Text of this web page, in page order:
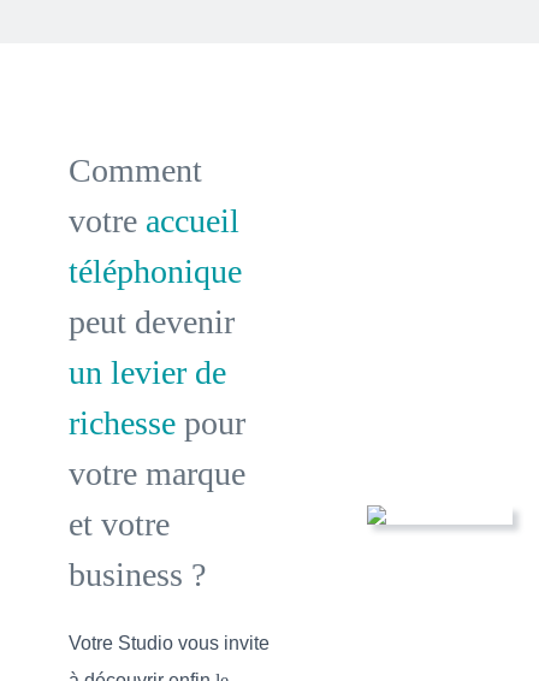
Comment
votre accueil
téléphonique
peut devenir
un levier de
richesse pour
votre marque
et votre
business ?
Votre Studio vous invite